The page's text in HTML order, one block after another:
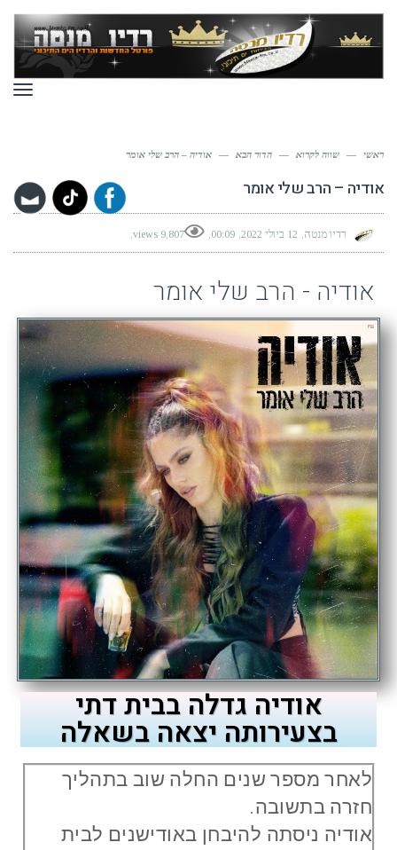
ראשי — שווה לקרוא — הדור הבא — אודיה – הרב שלי אומר
אודיה – הרב שלי אומר
רדיו מנטה 12 ביולי 2022 00:09
9,807 views
אודיה - הרב שלי אומר
אודיה גדלה בבית דתי
בצעירותה יצאה בשאלה
לאחר מספר שנים החלה שוב בתהליך
חזרה בתשובה.
אודיה ניסתה להיבחן באודישנים לבית